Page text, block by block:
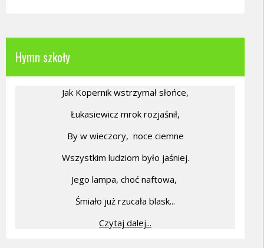
Hymn szkoły
Jak Kopernik wstrzymał słońce,
Łukasiewicz mrok rozjaśnił,
By w wieczory, noce ciemne
Wszystkim ludziom było jaśniej.
Jego lampa, choć naftowa,
Śmiało już rzucała blask...
Czytaj dalej...